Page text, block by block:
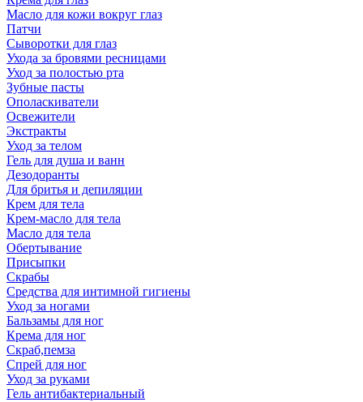
Масло для кожи вокруг глаз
Патчи
Сыворотки для глаз
Ухода за бровями ресницами
Уход за полостью рта
Зубные пасты
Ополаскиватели
Освежители
Экстракты
Уход за телом
Гель для душа и ванн
Дезодоранты
Для бритья и депиляции
Крем для тела
Крем-масло для тела
Масло для тела
Обертывание
Присыпки
Скрабы
Средства для интимной гигиены
Уход за ногами
Бальзамы для ног
Крема для ног
Скраб,пемза
Спрей для ног
Уход за руками
Гель антибактериальный